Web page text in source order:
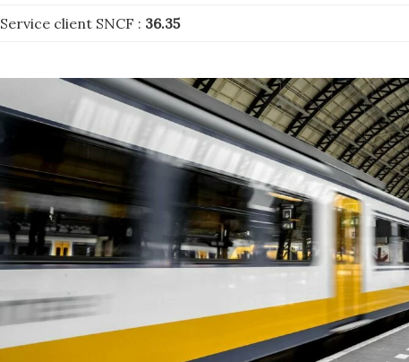
Service client SNCF : 36.35